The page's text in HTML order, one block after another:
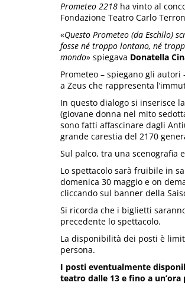
Prometeo 2218 ha vinto al
Fondazione Teatro Carlo
«Questo Prometeo (da Eschilo)
fosse né troppo lontano, né
mondo» spiegava Donatella
Prometeo – spiegano gli
a Zeus che rappresenta
In questo dialogo si inserisce
(giovane donna nel mito
sono fatti affascinare dagli
grande carestia del 2170
Sul palco, tra una scenografia
Lo spettacolo sarà fruibile in
domenica 30 maggio e on
cliccando sul banner della
Si ricorda che i biglietti
precedente lo spettacolo.
La disponibilità dei posti è
persona.
I posti eventualmente
teatro dalle 13 e fino a